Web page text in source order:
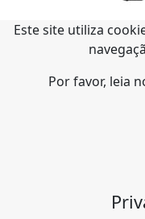
Este site utiliza
Por favor, leia